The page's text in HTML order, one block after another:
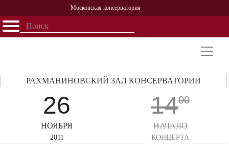
Московская консерватория
Открыть - закрыть
Персоналии
История
26
НОЯБРЯ
2011
РАХМАНИНОВСКИЙ ЗАЛ КОНСЕРВАТОРИИ
1400
НАЧАЛО
КОНЦЕРТА